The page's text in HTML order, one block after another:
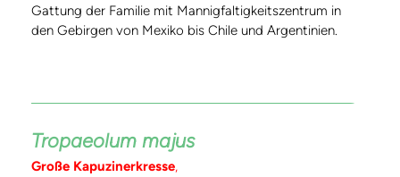
Gattung der Familie mit Mannigfaltigkeitszentrum in
den Gebirgen von Mexiko bis Chile und Argentinien.
Tropaeolum majus
Große Kapuzinerkresse,